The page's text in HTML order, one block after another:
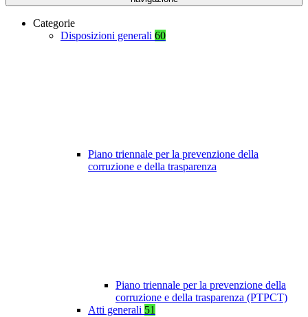
Categorie
Disposizioni generali 60
Piano triennale per la prevenzione della
corruzione e della trasparenza
Piano triennale per la prevenzione della
corruzione e della trasparenza (PTPCT)
Atti generali 51